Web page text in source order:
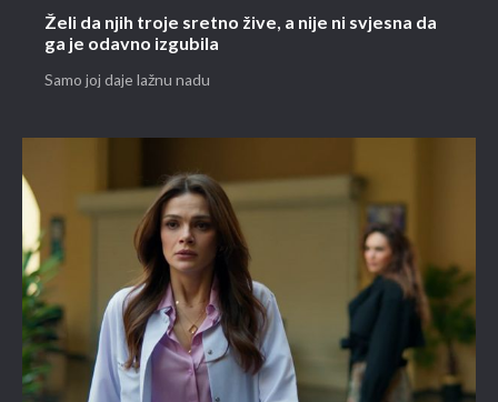
Želi da njih troje sretno žive, a nije ni svjesna da
ga je odavno izgubila
Samo joj daje lažnu nadu